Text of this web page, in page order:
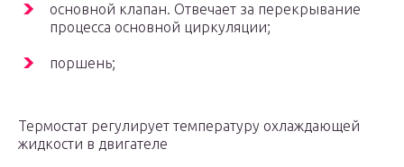
основной клапан. Отвечает за перекрывание
процесса основной циркуляции;
поршень;
Термостат регулирует температуру охлаждающей
жидкости в двигателе